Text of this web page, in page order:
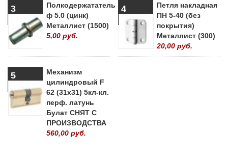
3
Полкодержататель
ф 5.0 (цинк)
Металлист (1500)
5,00 руб.
4
Петля накладная
ПН 5-40 (без
покрытия)
Металлист (300)
20,00 руб.
5
Механизм
цилиндровый F
62 (31х31) 5кл-кл.
перф. латунь
Булат СНЯТ С
ПРОИЗВОДСТВА
560,00 руб.